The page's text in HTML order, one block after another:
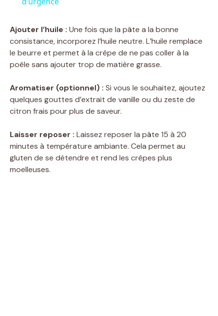
y
V
i
d
e
Ajouter l’huile : Une fois que la pâte a la bonne
consistance, incorporez l’huile neutre. L’huile remplace
le beurre et permet à la crêpe de ne pas coller à la
poêle sans ajouter trop de matière grasse.
Aromatiser (optionnel) : Si vous le souhaitez, ajoutez
quelques gouttes d’extrait de vanille ou du zeste de
citron frais pour plus de saveur.
Laisser reposer : Laissez reposer la pâte 15 à 20
minutes à température ambiante. Cela permet au
gluten de se détendre et rend les crêpes plus
moelleuses.